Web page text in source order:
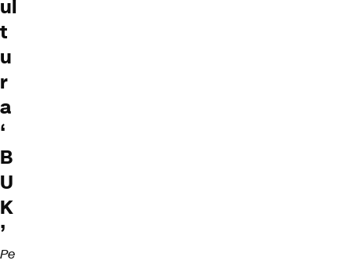
ul
t
u
r
a
‘
B
U
K
’
Pe